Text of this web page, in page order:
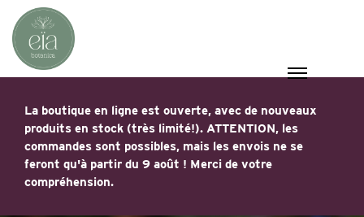
La boutique en ligne est ouverte, avec de nouveaux
produits en stock (très limité!). ATTENTION, les
commandes sont possibles, mais les envois ne se
feront qu'à partir du 9 août ! Merci de votre
compréhension.